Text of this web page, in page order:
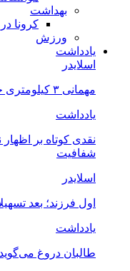
بهداشت
کرونا
ورزش
یادداشت
اسلایدر
مهمانی ۳ کیلومتری خرم آباد؛ کاری بزرگ با چند نقد کوچک
یادداشت
نقدی کوتاه بر
شفافیت
اسلایدر
اول فرزند؛ بعد
یادداشت
طالبان دروغ می‌گوید